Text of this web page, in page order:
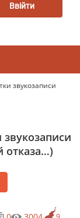
Ввійти
звукозаписи
звукозаписи
отказа…)